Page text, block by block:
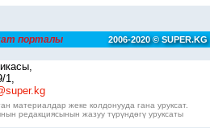
порталы 2006-2020 © SUPER.KG
1,
материалдар жеке колдонууда гана уруксат.
редакциясынын жазуу түрүндөгү уруксаты